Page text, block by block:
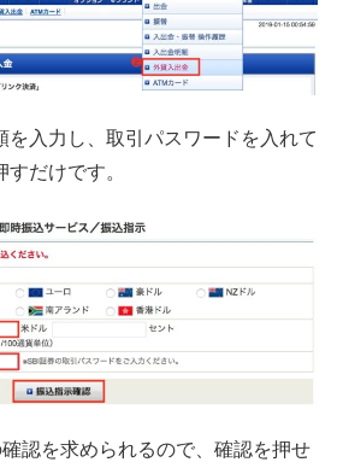
を入力し、取引パスワードを入れて
すだけです。
認を求められるので、確認を押せ